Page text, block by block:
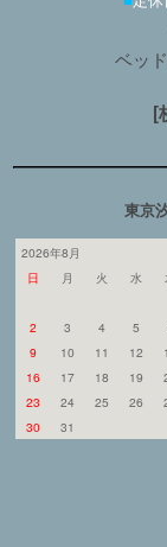
ベッ
[
東京
2026年8月
日
月 火 水
2
3 4 5
9
10 11 12
16
17 18 19
23
24 25 26
30
31